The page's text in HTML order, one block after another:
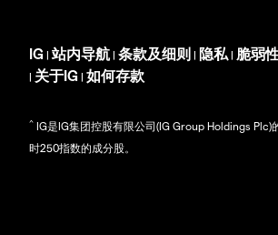
IG |站内导航 | 条款及细则 | 隐私 | 脆弱
| 关于IG | 如何存款
^ IG是IG集团控股有限公司(IG Group Holdings Plc)
时250指数的成分股。